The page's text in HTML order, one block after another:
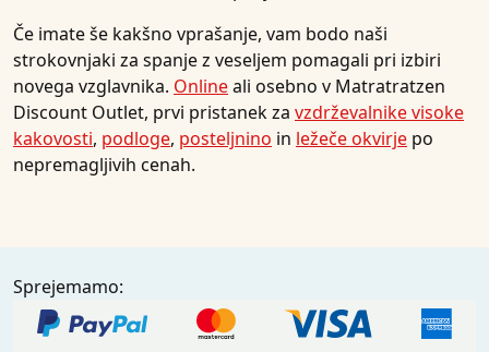
Če imate še kakšno vprašanje, vam bodo naši
strokovnjaki za spanje z veseljem pomagali pri izbiri
novega vzglavnika. Onlineali osebno v Matratratzen
Discount Outlet, prvi pristanek za vzdrževalnike visoke
kakovosti, podloge, posteljnino in ležeče okvirje po
nepremagljivih cenah.
Sprejemamo: